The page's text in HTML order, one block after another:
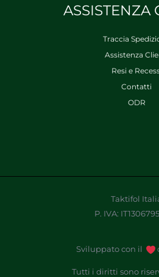
ASSISTENZA
Traccia
Assistenza
Resi e
Contatti
ODR
Taktifol
P. IVA:
Sviluppato con il
Tutti i diritti sono